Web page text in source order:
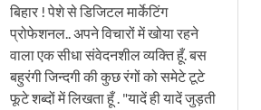
बिहार ! पेशे से डिजिटल मार्केटिंग
प्रोफेशनल.. अपने विचारों में खोया रहने
वाला एक सीधा संवेदनशील व्यक्ति हूँ. बस
बहुरंगी जिन्दगी की कुछ रंगों को समेटे टूटे
फूटे शब्दों में लिखता हूँ . "यादें ही यादें जुड़ती